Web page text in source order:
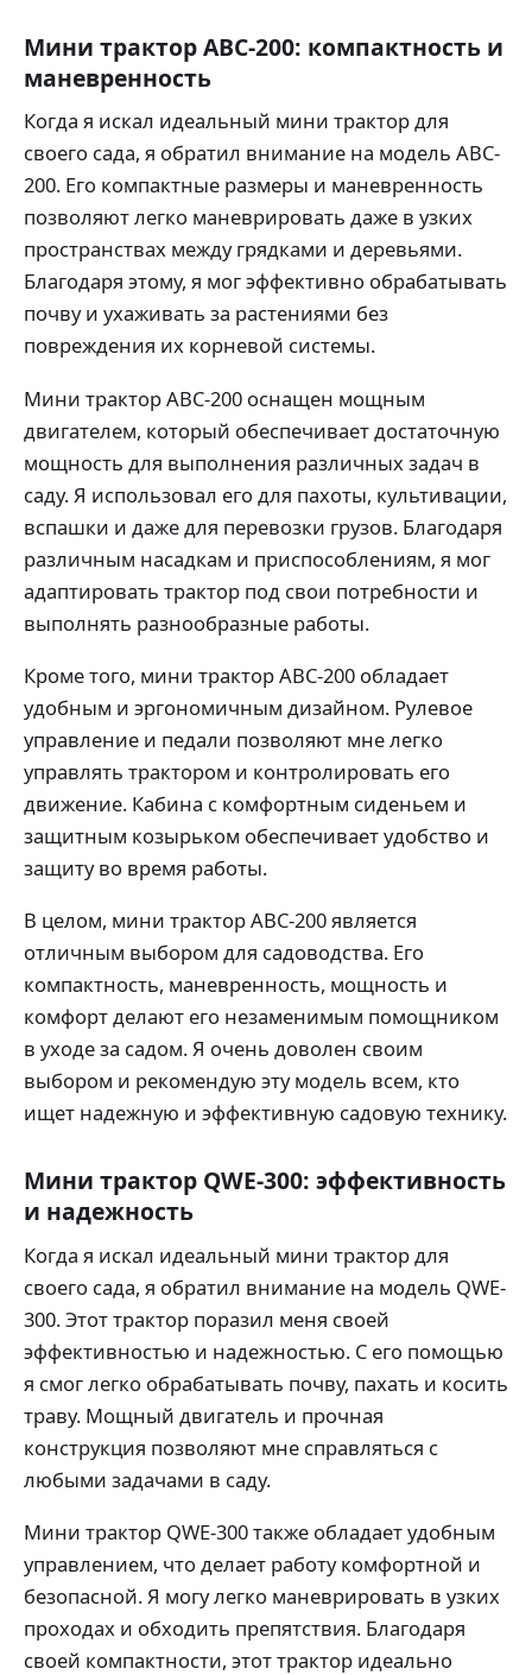
Мини трактор ABC-200: компактность и
маневренность
Когда я искал идеальный мини трактор для
своего сада, я обратил внимание на модель ABC-
200. Его компактные размеры и маневренность
позволяют легко маневрировать даже в узких
пространствах между грядками и деревьями.
Благодаря этому, я мог эффективно обрабатывать
почву и ухаживать за растениями без
повреждения их корневой системы.
Мини трактор ABC-200 оснащен мощным
двигателем, который обеспечивает достаточную
мощность для выполнения различных задач в
саду. Я использовал его для пахоты, культивации,
вспашки и даже для перевозки грузов. Благодаря
различным насадкам и приспособлениям, я мог
адаптировать трактор под свои потребности и
выполнять разнообразные работы.
Кроме того, мини трактор ABC-200 обладает
удобным и эргономичным дизайном. Рулевое
управление и педали позволяют мне легко
управлять трактором и контролировать его
движение. Кабина с комфортным сиденьем и
защитным козырьком обеспечивает удобство и
защиту во время работы.
В целом, мини трактор ABC-200 является
отличным выбором для садоводства. Его
компактность, маневренность, мощность и
комфорт делают его незаменимым помощником
в уходе за садом. Я очень доволен своим
выбором и рекомендую эту модель всем, кто
ищет надежную и эффективную садовую технику.
Мини трактор QWE-300: эффективность
и надежность
Когда я искал идеальный мини трактор для
своего сада, я обратил внимание на модель QWE-
300. Этот трактор поразил меня своей
эффективностью и надежностью. С его помощью
я смог легко обрабатывать почву, пахать и косить
траву. Мощный двигатель и прочная
конструкция позволяют мне справляться с
любыми задачами в саду.
Мини трактор QWE-300 также обладает удобным
управлением, что делает работу комфортной и
безопасной. Я могу легко маневрировать в узких
проходах и обходить препятствия. Благодаря
своей компактности, этот трактор идеально